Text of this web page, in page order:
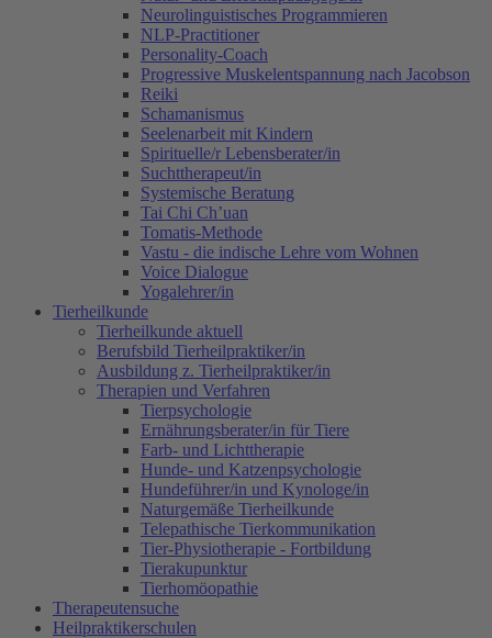
Neurolinguistisches Programmieren
NLP-Practitioner
Personality-Coach
Progressive Muskelentspannung nach Jacobson
Reiki
Schamanismus
Seelenarbeit mit Kindern
Spirituelle/r Lebensberater/in
Suchttherapeut/in
Systemische Beratung
Tai Chi Ch’uan
Tomatis-Methode
Vastu - die indische Lehre vom Wohnen
Voice Dialogue
Yogalehrer/in
Tierheilkunde
Tierheilkunde aktuell
Berufsbild Tierheilpraktiker/in
Ausbildung z. Tierheilpraktiker/in
Therapien und Verfahren
Tierpsychologie
Ernährungsberater/in für Tiere
Farb- und Lichttherapie
Hunde- und Katzenpsychologie
Hundeführer/in und Kynologe/in
Naturgemäße Tierheilkunde
Telepathische Tierkommunikation
Tier-Physiotherapie - Fortbildung
Tierakupunktur
Tierhomöopathie
Therapeutensuche
Heilpraktikerschulen